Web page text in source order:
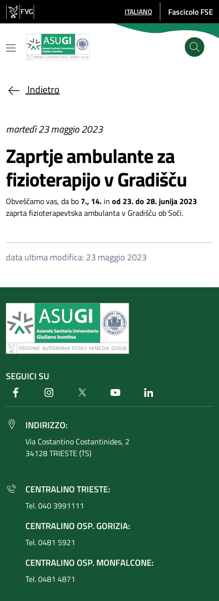
Salta al contenuto principale
SELEZIONE LINGUA: LINGUA
ITALIANO Fascicolo FSE
Indietro
martedì 23 maggio 2023
Zaprtje ambulante za
fizioterapijo v Gradišču
Obveščamo vas, da bo 7., 14. in od 23. do 28. junija 2023
zaprta fizioterapevtska ambulanta v Gradišču ob Soči.
data ultima modifica: 23 maggio 2023
SEGUICI SU
Facebook Instagram Twitter Youtube
INDIRIZZO:
Via Costantino Costantinides, 2
34128 TRIESTE (TS)
CENTRALINO TRIESTE:
Tel. 040 3991111
CENTRALINO OSP. GORIZIA:
Tel. 0481 5921
CENTRALINO OSP. MONFALCONE:
Tel. 0481 4871